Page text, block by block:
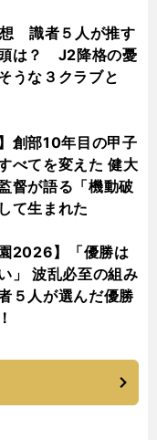
識者５人が推す
は？ J2降格の憂
うな３クラブと
創部10年目の甲子
べてを変えた 健大
督が語る「機動破
て生まれた
園2026】「優勝は
」 波乱必至の組み
５人が選んだ優勝